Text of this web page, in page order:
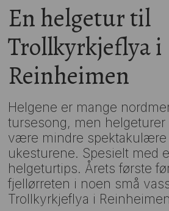
En helgetur til
Trollkyrkjeflya i
Reinheimen
Helgene er mange
tursesong, men
være mindre spektakulære
ukesturene. Spesielt med
helgeturtips. Årets første
fjellørreten i noen små
Trollkyrkjeflya i